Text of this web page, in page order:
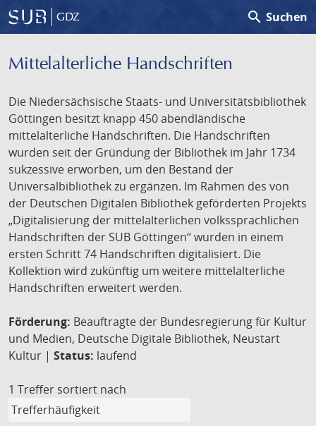
GDZ search Suchen
Mittelalterliche Handschriften
Die Niedersächsische Staats- und Universitätsbibliothek
Göttingen besitzt knapp 450 abendländische
mittelalterliche Handschriften. Die Handschriften
wurden seit der Gründung der Bibliothek im Jahr 1734
sukzessive erworben, um den Bestand der
Universalbibliothek zu ergänzen. Im Rahmen des von
der Deutschen Digitalen Bibliothek geförderten Projekts
„Digitalisierung der mittelalterlichen volkssprachlichen
Handschriften der SUB Göttingen“ wurden in einem
ersten Schritt 74 Handschriften digitalisiert. Die
Kollektion wird zukünftig um weitere mittelalterliche
Handschriften erweitert werden.
Förderung: Beauftragte der Bundesregierung für Kultur
und Medien, Deutsche Digitale Bibliothek, Neustart
Kultur | Status: laufend
1 Treffer sortiert nach